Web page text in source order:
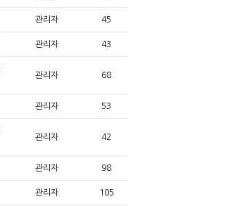
관리자 45
관리자 43
관리자 68
관리자 53
관리자 42
관리자 98
관리자 105